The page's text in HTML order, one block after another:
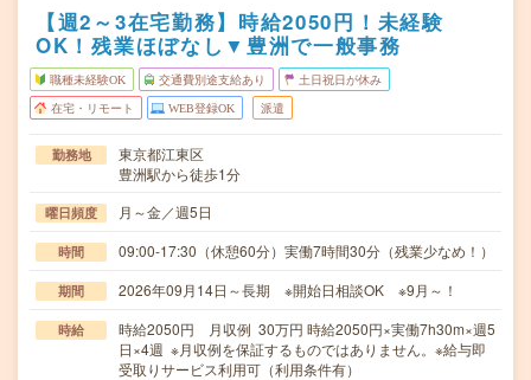
【週2～3在宅勤務】時給2050円！未経験
OK！残業ほぼなし▼豊洲で一般事務
職種未経験OK 交通費別途支給あり 土日祝日が休み
在宅・リモート WEB登録OK 派遣
勤務地
東京都江東区
豊洲駅から徒歩1分
曜日頻度 月～金／週5日
時間 09:00-17:30（休憩60分）実働7時間30分（残業少なめ！）
期間 2026年09月14日～長期 ※開始日相談OK ※9月～！
時給
時給2050円 月収例 30万円 時給2050円×実働7h30m×週5
日×4週 ※月収例を保証するものではありません。※給与即
受取りサービス利用可（利用条件有）